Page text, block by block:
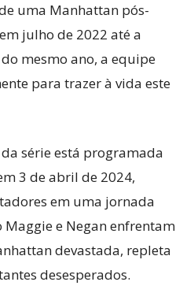
uma Manhattan pós-
julho de 2022 até a
mesmo ano, a equipe
para trazer à vida este
série está programada
3 de abril de 2024,
em uma jornada
e Negan enfrentam
devastada, repleta
desesperados.